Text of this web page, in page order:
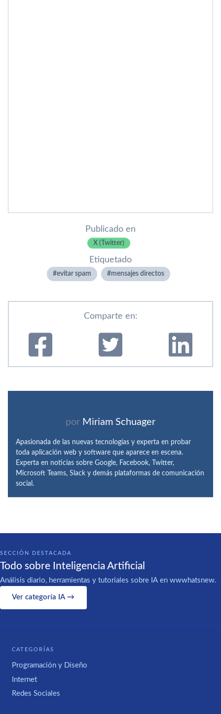
Publicado en
X (Twitter)
Etiquetado
evitar spam mensajes directos
Comparte en:
por Miriam Schuager
Apasionada de las nuevas tecnologías y experta en probar
toda aplicación web y software que aparece en escena.
Experta en noticias sobre Google, Facebook, Twitter,
Microsoft Teams, Slack y demás plataformas de comunicación
social.
SECCIÓN DESTACADA
Todo sobre Inteligencia Artificial
Análisis diario, herramientas y tutoriales sobre IA en wwwhatsnew.
Ver categoría IA →
CATEGORÍAS
Programación y Diseño
Internet
Redes Sociales